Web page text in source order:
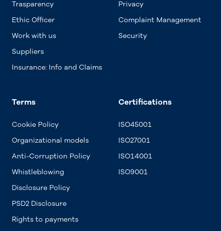
Trasparency
Ethic Officer
Work with us
Suppliers
Insurance: Info and Claims
Privacy
Complaint Management
Security
Terms
Cookie Policy
Organizational models
Anti-Corruption Policy
Whistleblowing
Disclosure Policy
PSD2 Disclosure
Rights to payments
Certifications
ISO45001
ISO27001
ISO14001
ISO9001